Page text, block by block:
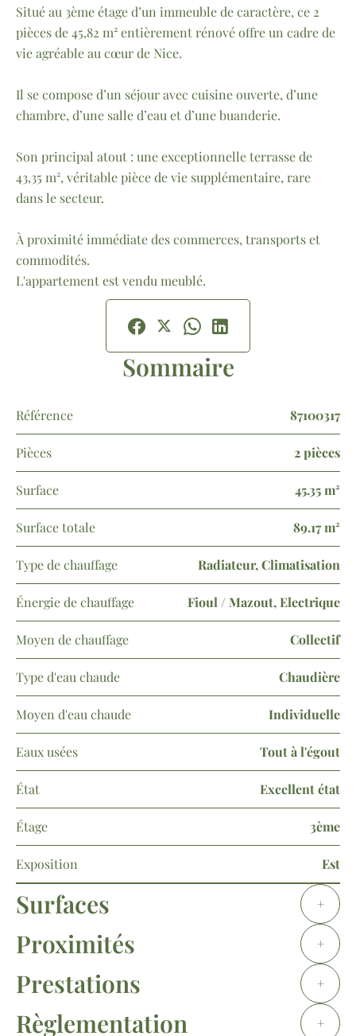
Situé au 3ème étage d’un immeuble de caractère, ce 2
pièces de 45,82 m² entièrement rénové offre un cadre de
vie agréable au cœur de Nice.
Il se compose d’un séjour avec cuisine ouverte, d’une
chambre, d’une salle d’eau et d’une buanderie.
Son principal atout : une exceptionnelle terrasse de
43,35 m², véritable pièce de vie supplémentaire, rare
dans le secteur.
À proximité immédiate des commerces, transports et
commodités.
L'appartement est vendu meublé.
Sommaire
Référence 87100317
Pièces 2 pièces
Surface 45.35 m²
Surface totale 89.17 m²
Type de chauffage Radiateur, Climatisation
Énergie de chauffage Fioul / Mazout, Electrique
Moyen de chauffage Collectif
Type d'eau chaude Chaudière
Moyen d'eau chaude Individuelle
Eaux usées Tout à l'égout
État Excellent état
Étage 3ème
Exposition Est
Surfaces +
Proximités +
Prestations +
Règlementation +